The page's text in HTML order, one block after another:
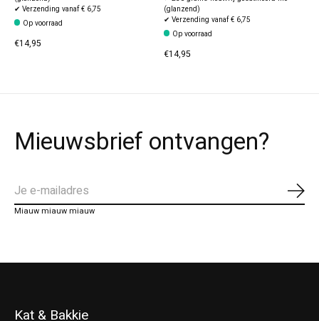
✔ Verzending vanaf € 6,75
Op voorraad
€14,95
(glanzend)
✔ Verzending vanaf € 6,75
Op voorraad
€14,95
Mieuwsbrief ontvangen?
Miauw miauw miauw
Kat & Bakkie